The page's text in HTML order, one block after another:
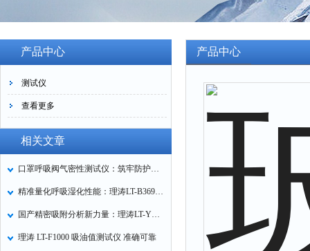
产品中心
测试仪
查看更多
相关文章
口罩呼吸阀气密性测试仪：筑牢防护口罩的质量关卡
精准量化呼吸湿化性能：理涛LT-B369湿化器数据采集装置技术解析
国产精密吸附分析新力量：理涛LT-Y019A全自动高压吸附仪的性能与应用解析
理涛 LT-F1000 吸油值测试仪 准确可靠
产品中心